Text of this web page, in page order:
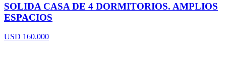
SOLIDA CASA DE 4 DORMITORIOS. AMPLIOS
ESPACIOS
USD 160.000